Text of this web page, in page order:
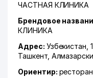
ЧАСТНАЯ КЛИНИКА
Брендовое
КЛИНИКА
Адрес: Узбекистан,
Ташкент,
Ориентир: